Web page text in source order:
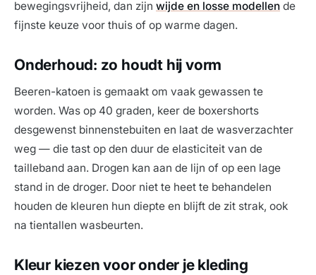
bewegingsvrijheid, dan zijn wijde en losse modellen de
fijnste keuze voor thuis of op warme dagen.
Onderhoud: zo houdt hij vorm
Beeren-katoen is gemaakt om vaak gewassen te
worden. Was op 40 graden, keer de boxershorts
desgewenst binnenstebuiten en laat de wasverzachter
weg — die tast op den duur de elasticiteit van de
tailleband aan. Drogen kan aan de lijn of op een lage
stand in de droger. Door niet te heet te behandelen
houden de kleuren hun diepte en blijft de zit strak, ook
na tientallen wasbeurten.
Kleur kiezen voor onder je kleding